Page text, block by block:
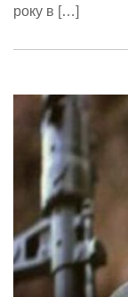
року в […]